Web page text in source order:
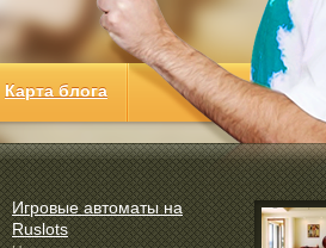
Карта блога
Игровые автоматы на
Ruslots